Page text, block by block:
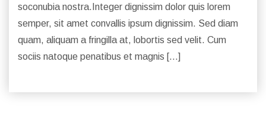
soconubia nostra.Integer dignissim dolor quis lorem
semper, sit amet convallis ipsum dignissim. Sed diam
quam, aliquam a fringilla at, lobortis sed velit. Cum
sociis natoque penatibus et magnis […]